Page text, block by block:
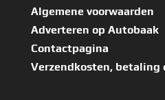
Algemene voorwaarden
Adverteren op Autobaak
Contactpagina
Verzendkosten, betaling